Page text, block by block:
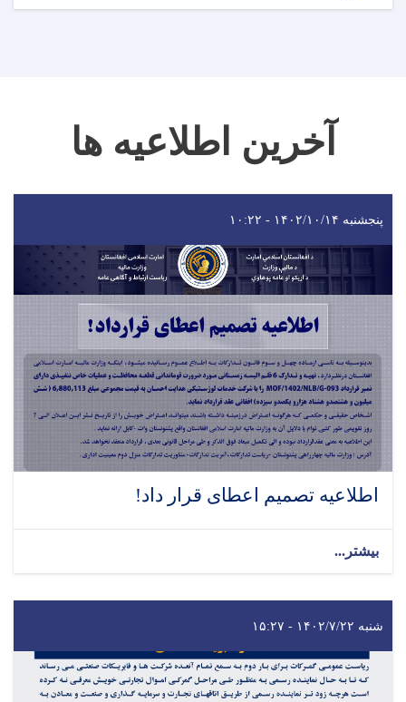
آخرین اطلاعیه ها
پنجشنبه ۱۴۰۲/۱۰/۱۴ - ۱۰:۲۲
اطلاعیه تصمیم اعطای قرار داد!
بیشتر...
شنبه ۱۴۰۲/۷/۲۲ - ۱۵:۲۷